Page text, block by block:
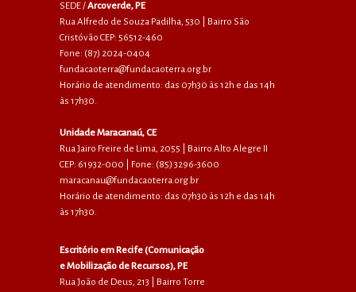
SEDE /Arcoverde, PE
Rua Alfredo de Souza Padilha, 530 | Bairro São
Cristóvão CEP: 56512-460
Fone: (87) 2024-0404
fundacaoterra@fundacaoterra.org.br
Horário de atendimento: das 07h30 às 12h e das 14h
às 17h30.
Unidade Maracanaú, CE
Rua Jairo Freire de Lima, 2055 | Bairro Alto Alegre II
CEP: 61932-000 | Fone: (85) 3296-3600
maracanau@fundacaoterra.org.br
Horário de atendimento: das 07h30 às 12h e das 14h
às 17h30.
Escritório em Recife (Comunicação
e Mobilização de Recursos), PE
Rua João de Deus, 213 | Bairro Torre